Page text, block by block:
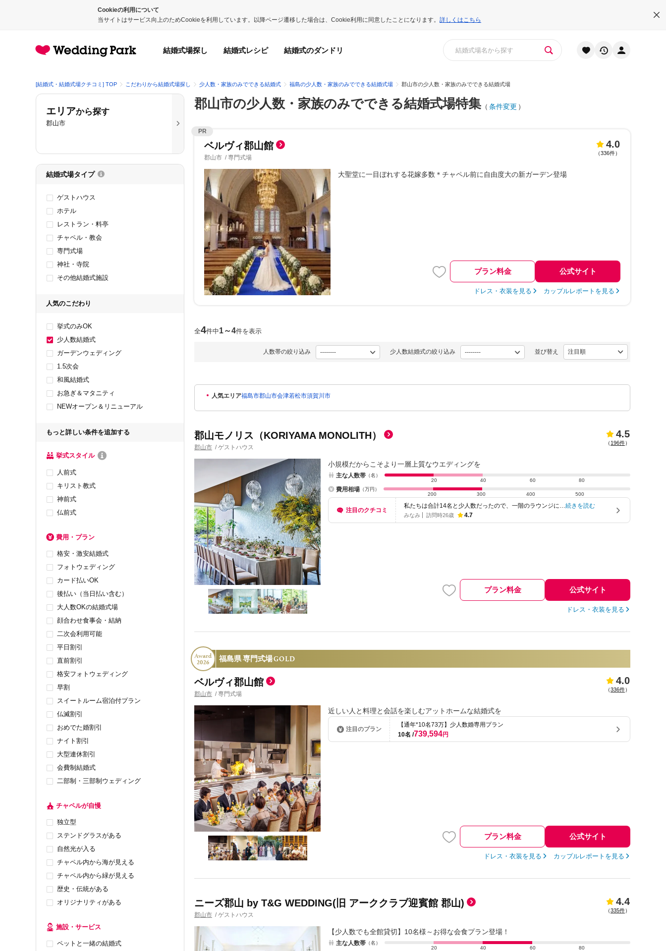
Cookieの利用について
当サイトはサービス向上のためCookieを利用しています。以降ページ遷移した場合は、Cookie利用に同意したことになります。 詳しくはこちら
結婚式場探し 結婚式レシピ 結婚式のダンドリ
[結婚式・結婚式場クチコミ] TOP こだわりから結婚式場探し 少人数・家族のみでできる結婚式 福島の少人数・家族のみでできる結婚式場 郡山市の少人数・家族のみでできる結婚式場
郡山市の少人数・家族のみでできる結婚式場特集 （ 条件変更 ）
PR
ベルヴィ郡山館
郡山市 / 専門式場
4.0
（336件）
大聖堂に一目ぼれする花嫁多数＊チャペル前に自由度大の新ガーデン登場
プラン料金 公式サイト
ドレス・衣装を見る カップルレポートを見る
全4件中1～4件を表示
人数帯の絞り込み 少人数結婚式の絞り込み 並び替え
人気エリア福島市郡山市会津若松市須賀川市
郡山モノリス（KORIYAMA MONOLITH）
郡山市 / ゲストハウス
4.5
（ 196件）
小規模だからこそより一層上質なウエディングを
主な人数帯 （名）
20
40 60 80
費用相場 （万円）
200
300 400 500
注目のクチコミ
私たちは合計14名と少人数だったので、一階のラウンジに流
しテーブルを置きました！…
続きを読む
みなみ 訪問時26歳 4.7
プラン料金 公式サイト
ドレス・衣装を見る
Award
2026
福島県 専門式場GOLD
ベルヴィ郡山館
郡山市 / 専門式場
4.0
（336件）
近しい人と料理と会話を楽しむアットホームな結婚式を
注目のプラン
【通年*10名73万】少人数婚専用プラン
10名 739,594円
プラン料金 公式サイト
ドレス・衣装を見る カップルレポートを見る
ニーズ郡山 by T&G WEDDING(旧 アーククラブ迎賓館 郡山)
郡山市 / ゲストハウス
4.4
（335件）
【少人数でも全館貸切】10名様～お得な会食プラン登場！
主な人数帯 （名）
20
40 60 80
エリアから探す
郡山市
結婚式場タイプ
ゲストハウス
ホテル
レストラン・料亭
チャペル・教会
専門式場
神社・寺院
その他結婚式施設
人気のこだわり
挙式のみOK
少人数結婚式
ガーデンウェディング
1.5次会
和風結婚式
お急ぎ＆マタニティ
NEWオープン＆リニューアル
もっと詳しい条件を追加する
挙式スタイル
人前式
キリスト教式
神前式
仏前式
費用・プラン
格安・激安結婚式
フォトウェディング
カード払いOK
後払い（当日払い含む）
大人数OKの結婚式場
顔合わせ食事会・結納
二次会利用可能
平日割引
直前割引
格安フォトウェディング
早割
スイートルーム宿泊付プラン
仏滅割引
おめでた婚割引
ナイト割引
大型連休割引
会費制結婚式
二部制・三部制ウェディング
チャペルが自慢
独立型
ステンドグラスがある
自然光が入る
チャペル内から海が見える
チャペル内から緑が見える
歴史・伝統がある
オリジナリティがある
施設・サービス
ペットと一緒の結婚式